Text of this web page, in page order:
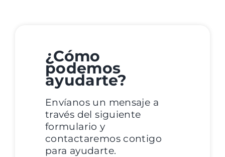
¿Cómo
podemos
ayudarte?
Envíanos un mensaje a
través del siguiente
formulario y
contactaremos contigo
para ayudarte.